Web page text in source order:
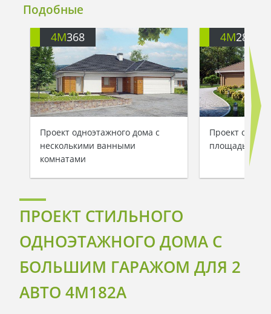
Подобные
4M368
Проект одноэтажного дома с
несколькими ванными
комнатами
4M288
Проект
площадью
ПРОЕКТ СТИЛЬНОГО
ОДНОЭТАЖНОГО ДОМА С
БОЛЬШИМ ГАРАЖОМ ДЛЯ 2
АВТО 4M182A